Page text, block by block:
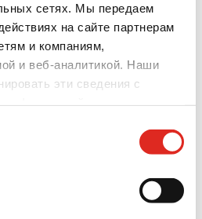
сетях. Мы передаем
на сайте партнерам
и компаниям,
и веб-аналитикой. Наши
эти сведения с
Выходные